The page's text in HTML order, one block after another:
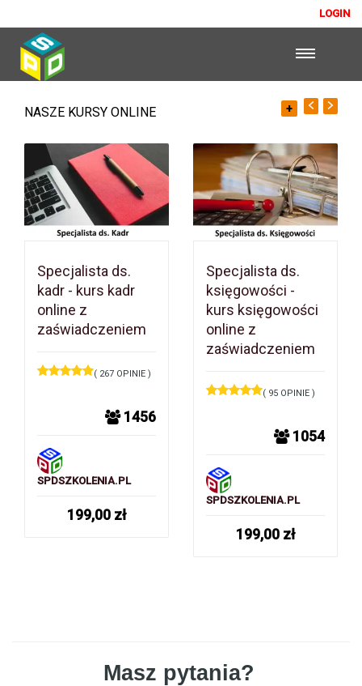
LOGIN
NASZE KURSY ONLINE +
Specjalista ds.
kadr - kurs kadr
online z
zaświadczeniem
( 267 OPINIE )
1456
SPDSZKOLENIA.PL
199,00 zł
Specjalista ds.
księgowości -
kurs księgowości
online z
zaświadczeniem
( 95 OPINIE )
1054
SPDSZKOLENIA.PL
199,00 zł
Masz pytania?